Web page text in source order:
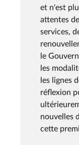
et n'est
attentes
services,
le
les
les lignes
réflexion
nouvelles
cette